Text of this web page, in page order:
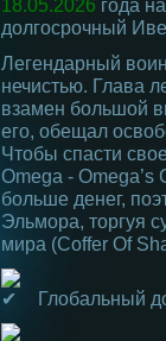
18.05.2026 года
долгосрочный
Легендарный
нечистью. Глава
взамен большой
его, обещал
Чтобы спасти
Omega - Omega’s
больше денег,
Эльмора, торгуя
мира (Coffer Of
Глобальный